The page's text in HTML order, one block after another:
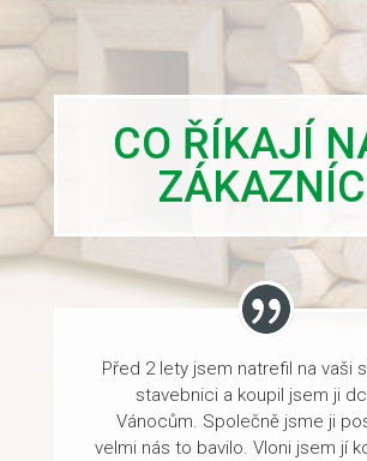
CO ŘÍKAJÍ
Před 2 lety jsem natrefil na vaši
stavebnici a koupil jsem ji
Vánocům. Společně jsme ji
velmi nás to bavilo. Vloni jsem jí